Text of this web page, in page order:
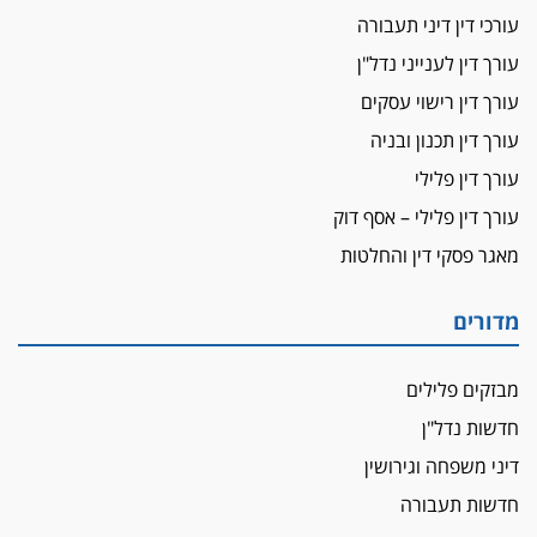
ביה"ד המשמעתי ביטל השעיה לצמיתות של
עורכת-דין שהביעה שמחה ב-7 באוקטובר
אשם
עו"ד הלל בבייב הורשע בהונאת עשרות לקוחות,
ההסדר: 7-9 שנות מאסר
דין ומקרקעין
עורך דין ברמת השרון נחקר בחשד למרמה בעסקת
תובעת משטרתית פוטרה בחשד לעישון סמים
שנחשף בפעילות בלשים בטלגרם
לא בכל יום
הכנסת אישרה
הגבלת שכר טרחה בייצוג נכי צה"ל ונפגעי פעולות
איבה
עורכי דין דיני תעבורה
עורך דין לענייני נדל"ן
עורך דין רישוי עסקים
עורך דין תכנון ובניה
עורך דין פלילי
עורך דין פלילי – אסף דוק
מאגר פסקי דין והחלטות
מדורים
מבזקים פלילים
חדשות נדל"ן
דיני משפחה וגירושין
חדשות תעבורה